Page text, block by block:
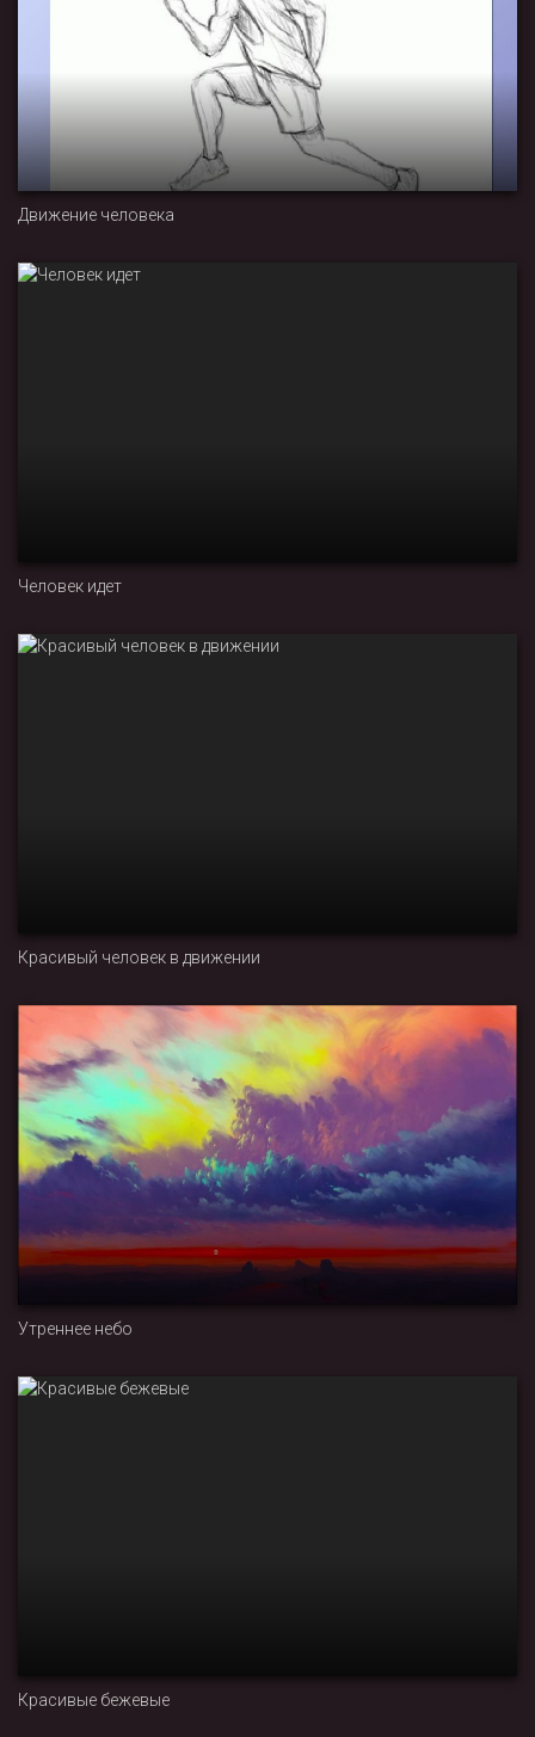
Движение человека
Человек идет
Красивый человек в движении
Утреннее небо
Красивые бежевые